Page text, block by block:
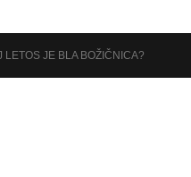
LETOS JE BLA BOŽIČNICA?